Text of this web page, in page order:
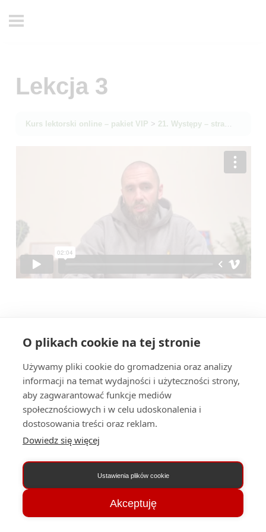
O plikach cookie na tej stronie
Używamy pliki cookie do gromadzenia oraz analizy
informacji na temat wydajności i użyteczności strony,
aby zagwarantować funkcje mediów
społecznościowych i w celu udoskonalenia i
dostosowania treści oraz reklam.
Dowiedz się więcej
Ustawienia plików cookie
Akceptuję
Lekcja 3
Kurs lektorski online – pakiet VIP 21. Występy – strategia
Poprzednia Lekcja
Następna Lekcja